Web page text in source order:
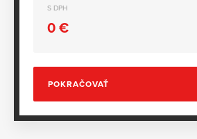
S DPH
0 €
POKRAČOVAŤ